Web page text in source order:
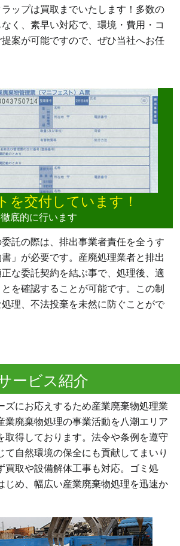
ップは買取までいたします！多数の
く、素早い対応で、環境・費用・コ
案が可能ですので、ぜひ当社へお任
を交付しています！
底的に行います
託の際は、排出事業者責任を全うす
」が必要です。産廃処理業者と排出
な委託契約を結ぶ事で、処理後、適
を確認することが可能です。この制
理、不法投棄を未然に防ぐことがで
ービス紹介
ズにお応えするため産業廃棄物処理業
業廃棄物処理の事業活動を八潮エリア
取得しております。法令や条例を遵守
て自然環境の保全にも貢献してまいり
買取や設備解体工事も対応。ゴミ処
じめ、幅広い産業廃棄物処理を迅速か